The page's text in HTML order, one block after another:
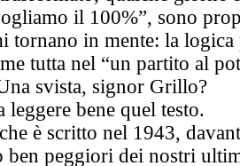
il 100%”, sono
tornano in mente: la
tutta nel “un partito al
svista, signor Grillo?
leggere bene quel testo.
è scritto nel 1943,
ben peggiori dei nostri